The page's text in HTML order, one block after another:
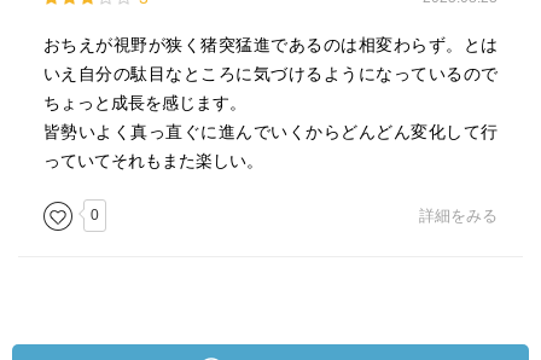
おちえが視野が狭く猪突猛進であるのは相変わらず。とは
いえ自分の駄目なところに気づけるようになっているので
ちょっと成長を感じます。
皆勢いよく真っ直ぐに進んでいくからどんどん変化して行
っていてそれもまた楽しい。
0 詳細をみる